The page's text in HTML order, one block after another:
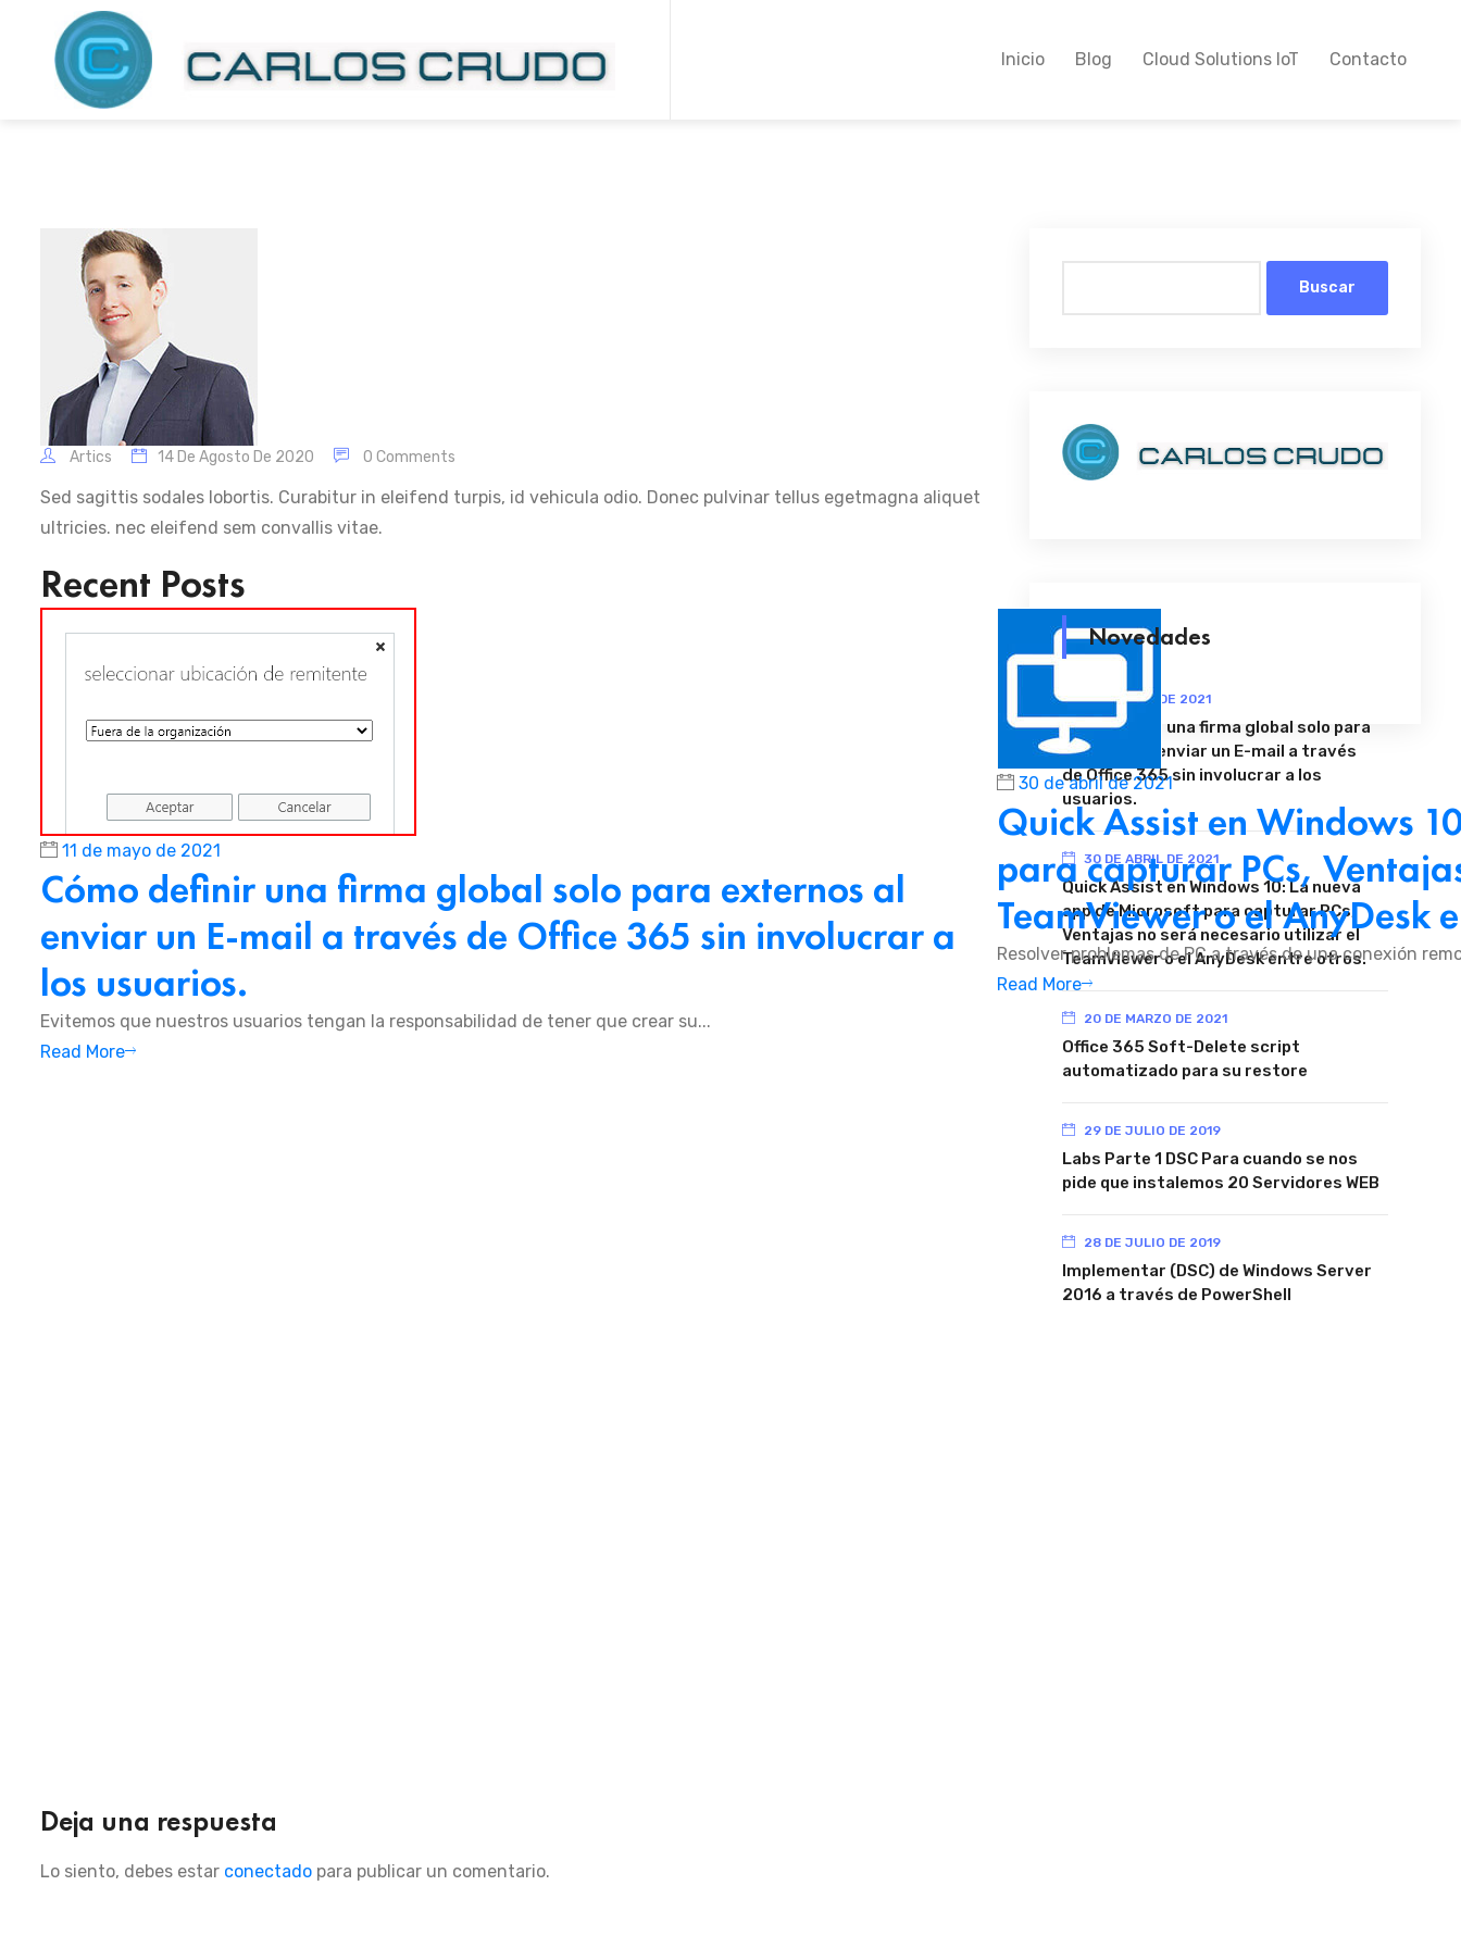
Inicio Blog Cloud Solutions IoT Contacto
Artics 14 De Agosto De 2020 0 Comments
Sed sagittis sodales lobortis. Curabitur in eleifend turpis, id vehicula odio. Donec pulvinar tellus egetmagna aliquet
ultricies. nec eleifend sem convallis vitae.
Recent Posts
11 de mayo de 2021
Cómo definir una firma global solo para externos al
enviar un E-mail a través de Office 365 sin involucrar a
los usuarios.
Evitemos que nuestros usuarios tengan la responsabilidad de tener que crear su...
Read More
30 de abril de 2021
Quick Assist en Windows
para capturar PCs,
TeamViewer o el AnyDesk
Resolver problemas de PC a través de una conexión
Read More
Deja una respuesta
Lo siento, debes estar conectado para publicar un comentario.
Buscar
Novedades
11 DE MAYO DE 2021
Cómo definir una firma global solo para
externos al enviar un E-mail a través
de Office 365 sin involucrar a los
usuarios.
30 DE ABRIL DE 2021
Quick Assist en Windows 10: La nueva
app de Microsoft para capturar PCs,
Ventajas no será necesario utilizar el
TeamViewer o el AnyDesk entre otros.
20 DE MARZO DE 2021
Office 365 Soft-Delete script
automatizado para su restore
29 DE JULIO DE 2019
Labs Parte 1 DSC Para cuando se nos
pide que instalemos 20 Servidores WEB
28 DE JULIO DE 2019
Implementar (DSC) de Windows Server
2016 a través de PowerShell